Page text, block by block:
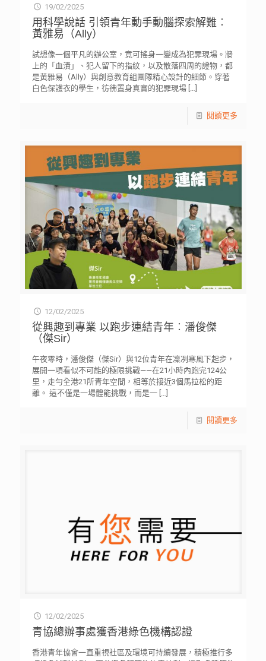
19/02/2025
用科學說話 引領青年動手動腦探索解難︰
黃雅易（Ally）
試想像一個平凡的辦公室，竟可搖身一變成為犯罪現場。牆
上的「血漬」、犯人留下的指紋，以及散落四周的證物，都
是黃雅易（Ally）與創意教育組團隊精心設計的細節。穿著
白色保護衣的學生，彷彿置身真實的犯罪現場[…]
閱讀更多
12/02/2025
從興趣到專業 以跑步連結青年︰潘俊傑
（傑Sir）
午夜零時，潘俊傑（傑Sir）與12位青年在凜冽寒風下起步，
展開一項看似不可能的極限挑戰——在21小時內跑完124公
里，走勻全港21所青年空間，相等於接近3個馬拉松的距
離。 這不僅是一場體能挑戰，而是一[…]
閱讀更多
12/02/2025
青協總辦事處獲香港綠色機構認證
香港青年協會一直重視社區及環境可持續發展，積極推行多